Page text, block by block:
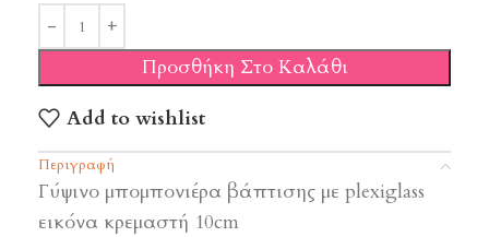
Προσθήκη Στο Καλάθι
Add to wishlist
Περιγραφή
Γύψινο μπομπονιέρα βάπτισης με plexiglass
εικόνα κρεμαστή 10cm